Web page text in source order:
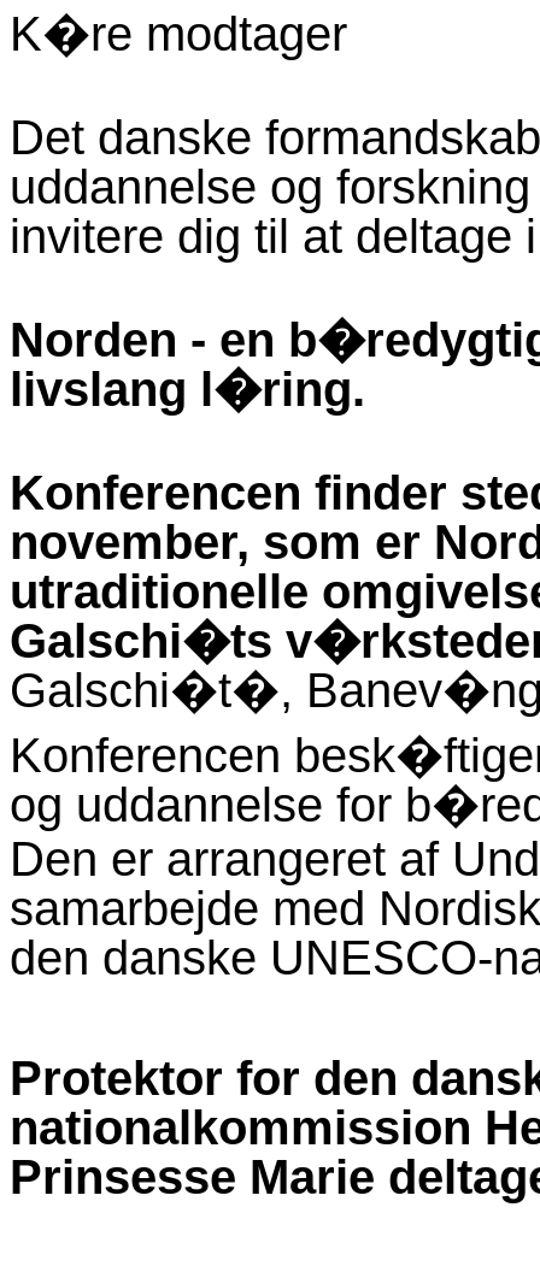
K�re modtager
Det danske
uddannelse og
invitere dig til at deltage
Norden - en
livslang l�ring.
Konferencen finder
november, som er
utraditionelle
Galschi�ts
Galschi�t�,
Konferencen
og uddannelse for
Den er arrangeret af
samarbejde med
den danske UNESCO-
Protektor for den
nationalkommission
Prinsesse Marie